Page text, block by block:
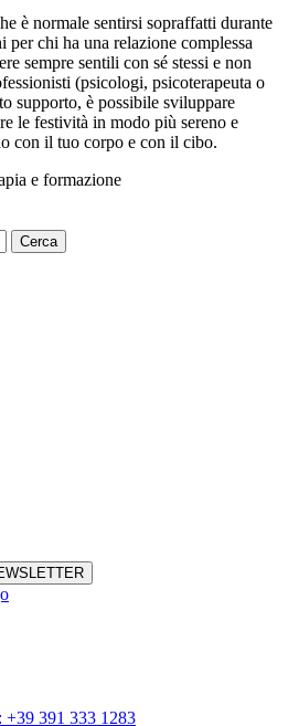
è normale sentirsi sopraffatti durante
per chi ha una relazione complessa
sempre sentili con sé stessi e non
(psicologi, psicoterapeuta o
supporto, è possibile sviluppare
le festività in modo più sereno e
con il tuo corpo e con il cibo.
e formazione
+39 391 333 1283